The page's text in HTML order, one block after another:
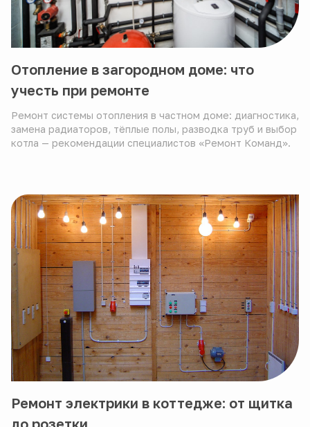
Отопление в загородном доме: что
учесть при ремонте
Ремонт системы отопления в частном доме: диагностика,
замена радиаторов, тёплые полы, разводка труб и выбор
котла — рекомендации специалистов «Ремонт Команд».
Ремонт электрики в коттедже: от щитка
до розетки